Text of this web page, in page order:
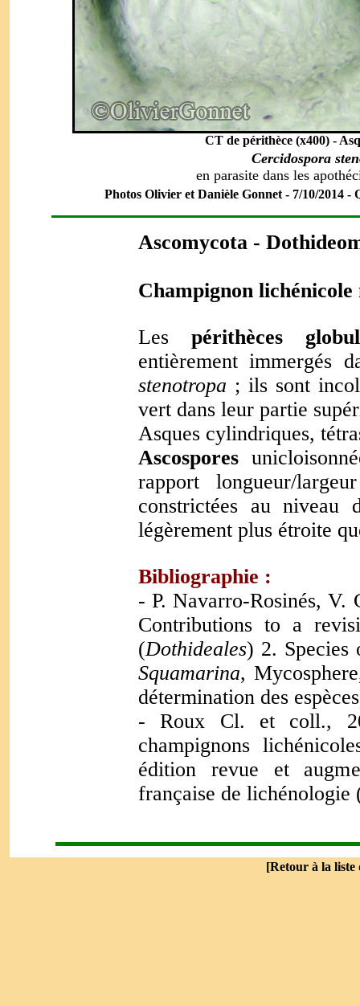
CT de périthèce (x400) -
Cercidospora
en parasite dans les
Photos Olivier et Danièle Gonnet - 7/10/2014 -
Ascomycota -
Champignon lichénicole
Lespérithèces
entièrement immergés
stenotropa ; ils sont
vert dans leur partie
Asques cylindriques,
Ascospores
rapport longueur/
constrictées au
légèrement plus étroite
Bibliographie :
- P. Navarro-Rosinés, V.
Contributions to a
(Dothideales) 2. Species
Squamarina,
détermination des
- Roux Cl. et coll.,
champignons
édition revue et
française de
[Retour à la liste